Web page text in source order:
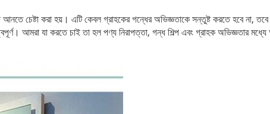
চেষ্টা করা হয়। এটি কেবল গ্রাহকের গন্ধের অভিজ্ঞতাকে সন্তুষ্ট করতে হবে না, তবে
আমরা যা করতে চাই তা হল পণ্য নিরাপত্তা, গন্ধ শিল্প এবং গ্রাহক অভিজ্ঞতার মধ্যে